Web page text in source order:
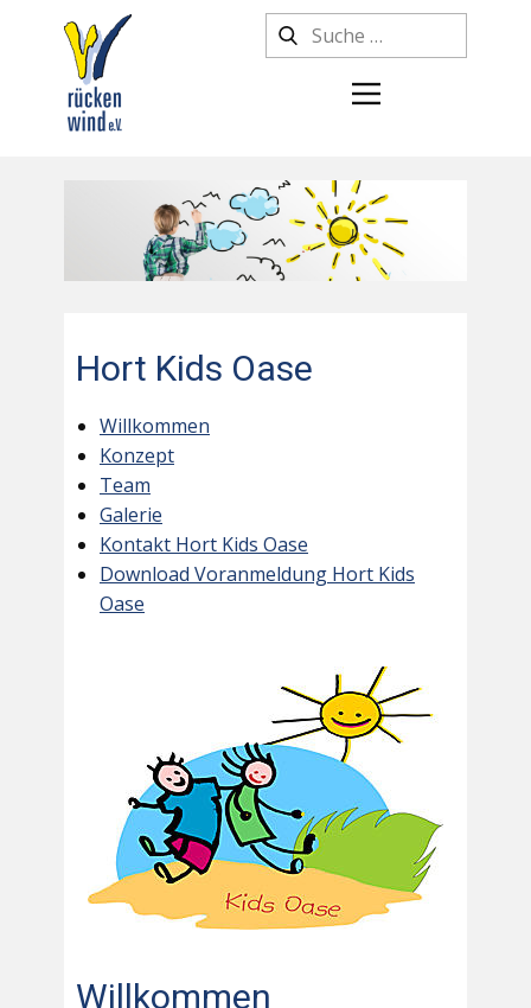
Hort Kids Oase
Willkommen
Konzept
Team
Galerie
Kontakt Hort Kids Oase
Download Voranmeldung Hort Kids
Oase
Willkommen